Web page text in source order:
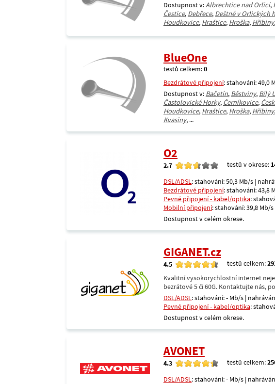
Dostupnost v:Albrechtice nad Orlicí,
Čestice, Debřece, Deštné v Orlických
Houdkovice, Hraštice, Hroška, Hřibiny,
BlueOne
testů celkem:0
Bezdrátové připojení: stahování: 49,0
Dostupnost v: Bačetín, Běstviny, Bílý
Častolovické Horky, Černíkovice,
Houdkovice, Hraštice, Hroška, Hřibiny,
Kvasiny, ...
O2
2.7 testů v okrese:
DSL/ADSL: stahování: 50,3 Mb/s |
Bezdrátové připojení: stahování: 43,8
Pevné připojení - kabel/optika:
Mobilní připojení: stahování: 39,8 Mb/
Dostupnost v celém okrese.
GIGANET.cz
4.5 testů celkem:
Kvalitní vysokorychlostní internet
bezrátové 5 či 60G. Kontaktujte nás,
DSL/ADSL: stahování: - Mb/s |
Pevné připojení - kabel/optika:
Dostupnost v celém okrese.
AVONET
4.3 testů celkem:
DSL/ADSL: stahování: - Mb/s |